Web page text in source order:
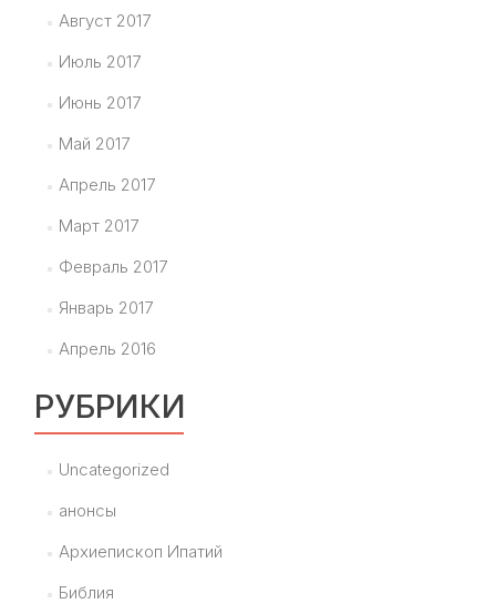
Август 2017
Июль 2017
Июнь 2017
Май 2017
Апрель 2017
Март 2017
Февраль 2017
Январь 2017
Апрель 2016
РУБРИКИ
Uncategorized
анонсы
Архиепископ Ипатий
Библия